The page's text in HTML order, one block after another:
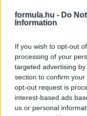
formula.hu - Do
Information
If you wish to opt-out
processing of your
targeted advertising
section to confirm
opt-out request is
interest-based ads
us or personal